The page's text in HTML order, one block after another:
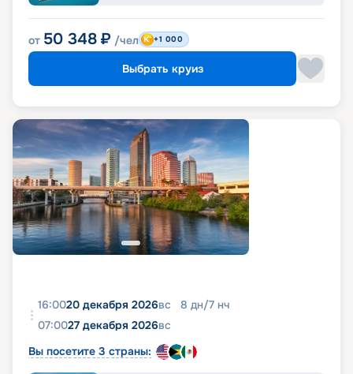
от 50 348 ₽ /чел +1 000
Выбрать круиз
16:0020 декабря 2026вс 8 дн/7 нч
07:0027 декабря 2026вс
Вы посетите 3 страны: